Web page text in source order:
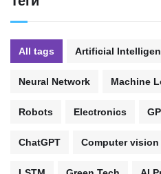
All tags Artificial
Neural Network Machine
Robots Electronics
ChatGPT Computer vision